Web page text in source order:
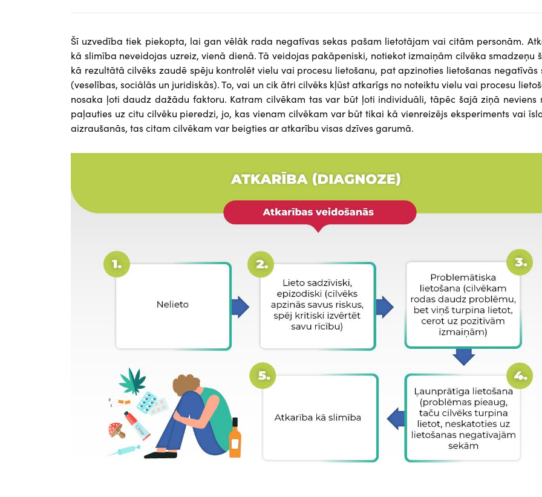
Šī uzvedība tiek piekopta, lai gan vēlāk rada negatīvas sekas pašam lietotājam vai citām personām.
kā slimība neveidojas uzreiz, vienā dienā. Tā veidojas pakāpeniski, notiekot izmaiņām cilvēka smadzeņu
kā rezultātā cilvēks zaudē spēju kontrolēt vielu vai procesu lietošanu, pat apzinoties lietošanas negatīvās
(veselības, sociālās un juridiskās). To, vai un cik ātri cilvēks kļūst atkarīgs no noteiktu vielu vai procesu
nosaka ļoti daudz dažādu faktoru. Katram cilvēkam tas var būt ļoti individuāli, tāpēc šajā ziņā neviens
paļauties uz citu cilvēku pieredzi, jo, kas vienam cilvēkam var būt tikai kā vienreizējs eksperiments vai
aizraušanās, tas citam cilvēkam var beigties ar atkarību visas dzīves garumā.